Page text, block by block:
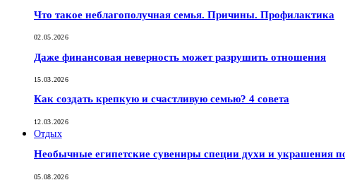
Что такое неблагополучная семья. Причины. Профилактика
02.05.2026
Даже финансовая неверность может разрушить отношения
15.03.2026
Как создать крепкую и счастливую семью? 4 совета
12.03.2026
Отдых
Необычные египетские сувениры специи духи и украшения
05.08.2026